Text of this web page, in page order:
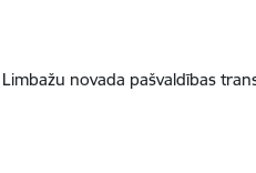
novada pašvaldības